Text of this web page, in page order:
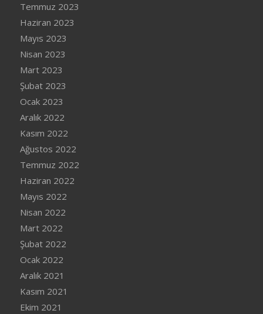
Temmuz 2023
Haziran 2023
Mayıs 2023
Nisan 2023
Mart 2023
Şubat 2023
Ocak 2023
Aralık 2022
Kasım 2022
Ağustos 2022
Temmuz 2022
Haziran 2022
Mayıs 2022
Nisan 2022
Mart 2022
Şubat 2022
Ocak 2022
Aralık 2021
Kasım 2021
Ekim 2021